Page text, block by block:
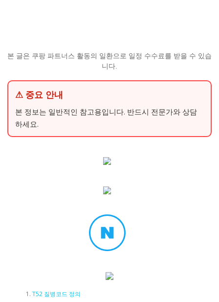
본 글은 쿠팡 파트너스 활동의 일환으로 일정 수수료를 받을 수 있습
니다.
⚠ 중요 안내
본 정보는 일반적인 참고용입니다. 반드시 전문가와 상담
하세요.
T52 질병코드 정의